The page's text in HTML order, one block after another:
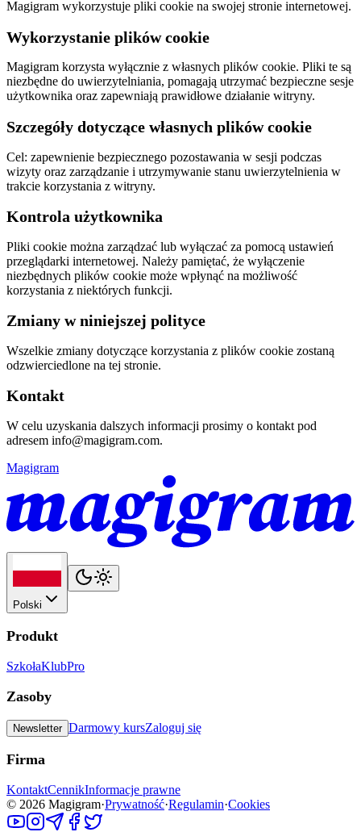
Magigram wykorzystuje pliki cookie na swojej stronie internetowej.
Wykorzystanie plików cookie
Magigram korzysta wyłącznie z własnych plików cookie. Pliki te są
niezbędne do uwierzytelniania, pomagają utrzymać bezpieczne sesje
użytkownika oraz zapewniają prawidłowe działanie witryny.
Szczegóły dotyczące własnych plików cookie
Cel: zapewnienie bezpiecznego pozostawania w sesji podczas
wizyty oraz zarządzanie i utrzymywanie stanu uwierzytelnienia w
trakcie korzystania z witryny.
Kontrola użytkownika
Pliki cookie można zarządzać lub wyłączać za pomocą ustawień
przeglądarki internetowej. Należy pamiętać, że wyłączenie
niezbędnych plików cookie może wpłynąć na możliwość
korzystania z niektórych funkcji.
Zmiany w niniejszej polityce
Wszelkie zmiany dotyczące korzystania z plików cookie zostaną
odzwierciedlone na tej stronie.
Kontakt
W celu uzyskania dalszych informacji prosimy o kontakt pod
adresem info@magigram.com.
Magigram
Polski
Produkt
SzkołaKlubPro
Zasoby
Newsletter Darmowy kursZaloguj się
Firma
KontaktCennikInformacje prawne
© 2026 Magigram·Prywatność·Regulamin·Cookies